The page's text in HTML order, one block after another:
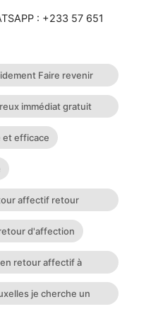
: +233 57 651
Faire revenir
immédiat gratuit
et efficace
affectif retour
d
d'affection
retour affectif à
je cherche un